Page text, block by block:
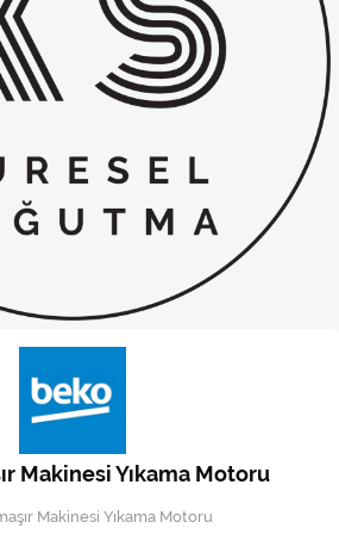
Ocak ve Aspiratör
Kombi
Musluk
Makinesi Yıkama Motoru
Makinesi Yıkama Motoru